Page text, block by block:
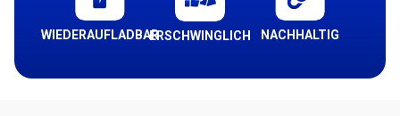
WIEDERAUFLADBARERSCHWINGLICH NACHHALTIG